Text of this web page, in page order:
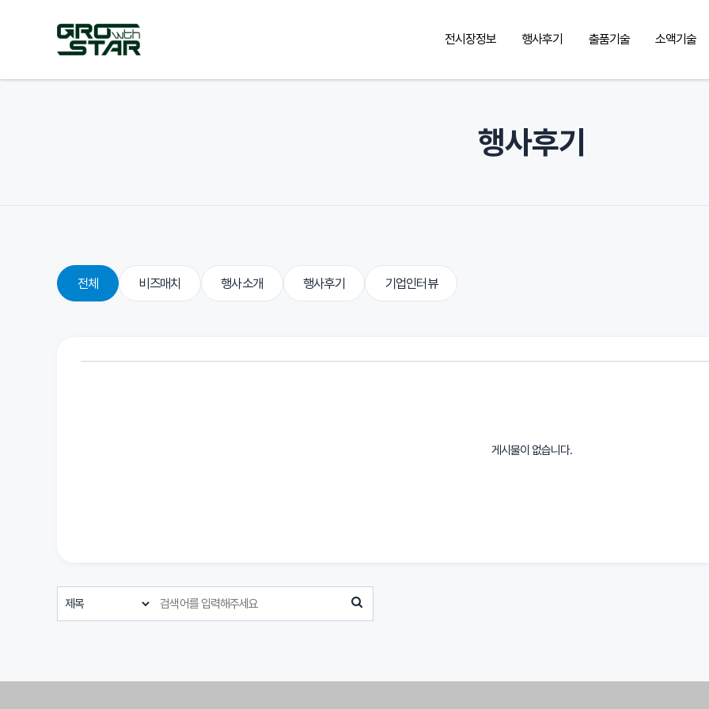
전시장정보 행사후기 출품기술 소액기술
행사후기
전체 비즈매치 행사소개 행사후기 기업인터뷰
게시물이 없습니다.